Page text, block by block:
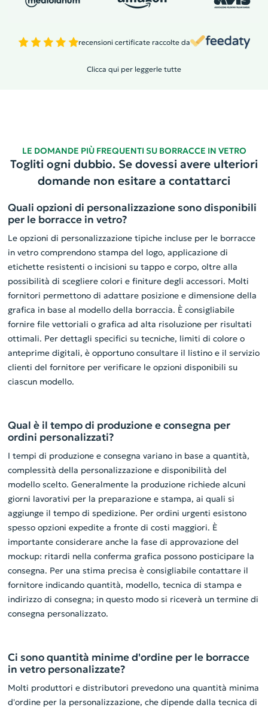
recensioni certificate raccolte da
Clicca qui per leggerle tutte
LE DOMANDE PIÙ FREQUENTI SU BORRACCE IN VETRO
Togliti ogni dubbio. Se dovessi avere ulteriori
domande non esitare a contattarci
Quali opzioni di personalizzazione sono disponibili
per le borracce in vetro?
Le opzioni di personalizzazione tipiche incluse per le borracce
in vetro comprendono stampa del logo, applicazione di
etichette resistenti o incisioni su tappo e corpo, oltre alla
possibilità di scegliere colori e finiture degli accessori. Molti
fornitori permettono di adattare posizione e dimensione della
grafica in base al modello della borraccia. È consigliabile
fornire file vettoriali o grafica ad alta risoluzione per risultati
ottimali. Per dettagli specifici su tecniche, limiti di colore o
anteprime digitali, è opportuno consultare il listino e il servizio
clienti del fornitore per verificare le opzioni disponibili su
ciascun modello.
Qual è il tempo di produzione e consegna per
ordini personalizzati?
I tempi di produzione e consegna variano in base a quantità,
complessità della personalizzazione e disponibilità del
modello scelto. Generalmente la produzione richiede alcuni
giorni lavorativi per la preparazione e stampa, ai quali si
aggiunge il tempo di spedizione. Per ordini urgenti esistono
spesso opzioni expedite a fronte di costi maggiori. È
importante considerare anche la fase di approvazione del
mockup: ritardi nella conferma grafica possono posticipare la
consegna. Per una stima precisa è consigliabile contattare il
fornitore indicando quantità, modello, tecnica di stampa e
indirizzo di consegna; in questo modo si riceverà un termine di
consegna personalizzato.
Ci sono quantità minime d'ordine per le borracce
in vetro personalizzate?
Molti produttori e distributori prevedono una quantità minima
d'ordine per la personalizzazione, che dipende dalla tecnica di